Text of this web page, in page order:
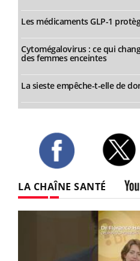
Les médicaments GLP-1
Cytomégalovirus : ce qui
des femmes enceintes
La sieste empêche-t-elle de
LA CHAÎNE SANTÉ